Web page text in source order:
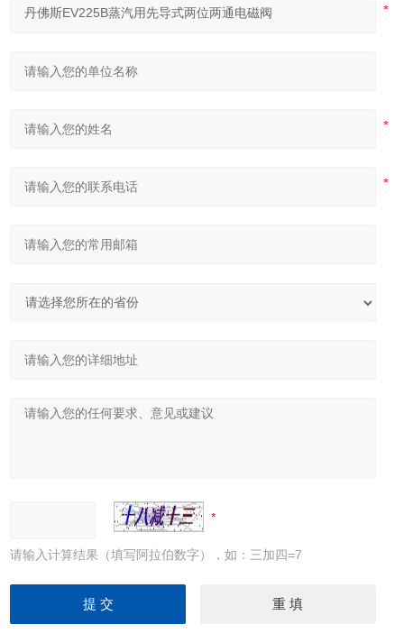
请输入计算结果（填写阿拉伯数字），如：三加四=7